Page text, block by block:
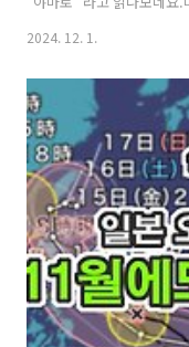
게입니다.미야코섬의 경우,
이 많아요.예약을 못한 사
라멘 가게 역시 회전율이 빠
몇몇분 보이더군요.이 가게
니다.줄을 서서 기다릴 필
접시는 2번째 접시를 꺼내
미료~그럼, 메뉴를 볼..
2024. 12. 1.